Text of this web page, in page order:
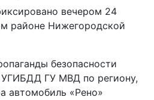
вечером 24
районе Нижегородской
безопасности
ГУ МВД по региону,
автомобиль «Рено»